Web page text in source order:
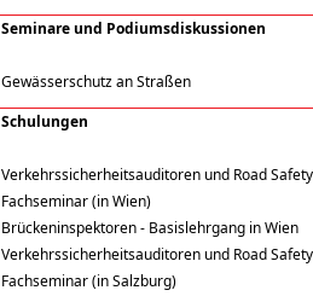
Seminare und Podiumsdiskussionen
Gewässerschutz an Straßen
Schulungen
Verkehrssicherheitsauditoren und Road
Fachseminar (in Wien)
Brückeninspektoren - Basislehrgang in Wien
Verkehrssicherheitsauditoren und Road
Fachseminar (in Salzburg)